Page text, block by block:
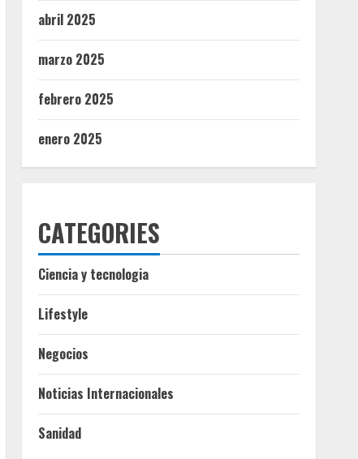
abril 2025
marzo 2025
febrero 2025
enero 2025
CATEGORIES
Ciencia y tecnologia
Lifestyle
Negocios
Noticias Internacionales
Sanidad